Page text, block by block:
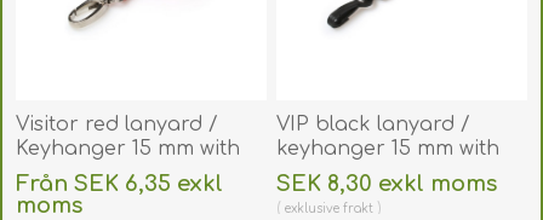
Visitor red lanyard /
Keyhanger 15 mm with
metal lobster clip.
60270587
Från SEK 6,35 exkl
moms
VIP black lanyard /
keyhanger 15 mm with
plastic J clip. 60270591
(DE,SE,NO,FI,RO,PL)
SEK 8,30 exkl moms
exklusivefrakt